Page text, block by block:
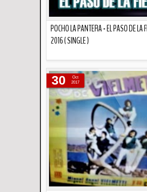
POCHO LA PANTERA - EL PASO DE LA
2016 ( SINGLE )
30
Oct
2017